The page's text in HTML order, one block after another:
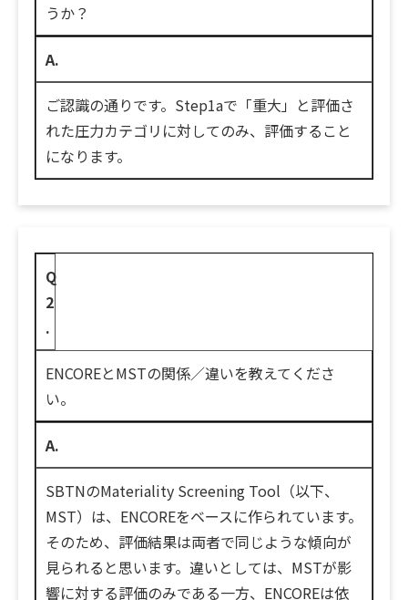
うか？
A.
ご認識の通りです。Step1aで「重大」と評価さ
れた圧力カテゴリに対してのみ、評価すること
になります。
Q
2
.
ENCOREとMSTの関係／違いを教えてくださ
い。
A.
SBTNのMateriality Screening Tool（以下、
MST）は、ENCOREをベースに作られています。
そのため、評価結果は両者で同じような傾向が
見られると思います。違いとしては、MSTが影
響に対する評価のみである一方、ENCOREは依